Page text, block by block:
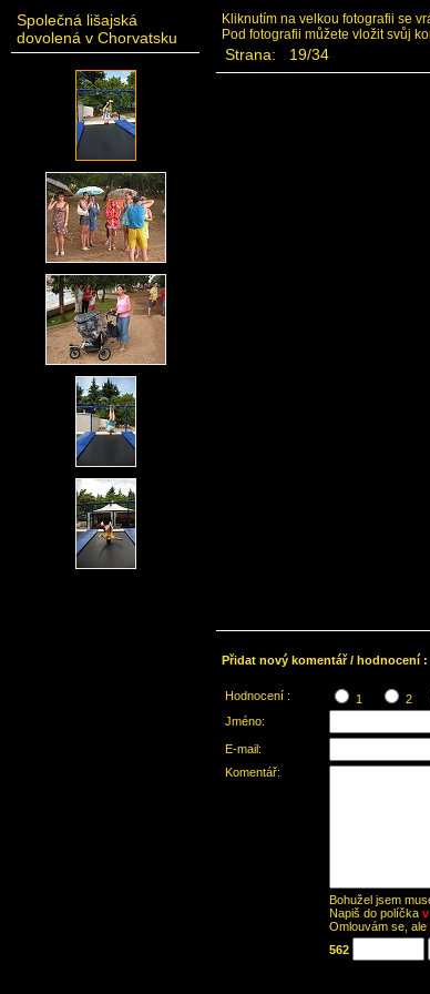
Společná lišajská
dovolená v Chorvatsku
Kliknutím na velkou fotografii se
Pod fotografii můžete vložit svůj
Strana: 19/34
Přidat nový komentář / hodnocení :
Hodnocení : 1 2
Jméno:
E-mail:
Komentář:
Bohužel jsem
Napiš do políčka
Omlouvám se,
562